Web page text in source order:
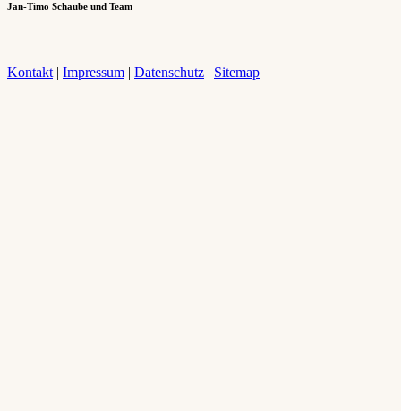
Jan-Timo Schaube und Team
Kontakt | Impressum | Datenschutz | Sitemap